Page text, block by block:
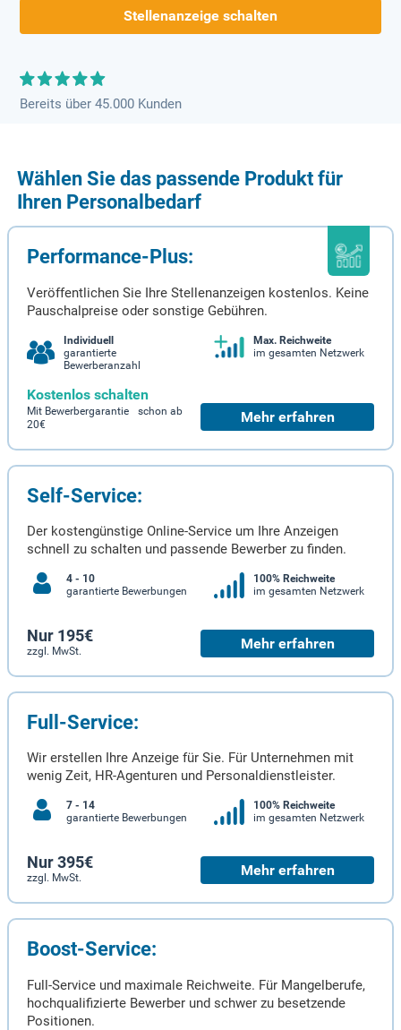
Stellenanzeige schalten
Bereits über 45.000 Kunden
Wählen Sie das passende Produkt für
Ihren Personalbedarf
Performance-Plus:
Veröffentlichen Sie Ihre Stellenanzeigen kostenlos. Keine
Pauschalpreise oder sonstige Gebühren.
Individuell
garantierte
Bewerberanzahl
Max. Reichweite
im gesamten Netzwerk
Kostenlos schalten
Mit Bewerbergarantie schon ab
20€
Mehr erfahren
Self-Service:
Der kostengünstige Online-Service um Ihre Anzeigen
schnell zu schalten und passende Bewerber zu finden.
4 - 10
garantierte Bewerbungen
100% Reichweite
im gesamten Netzwerk
Nur 195€
zzgl. MwSt. Mehr erfahren
Full-Service:
Wir erstellen Ihre Anzeige für Sie. Für Unternehmen mit
wenig Zeit, HR-Agenturen und Personaldienstleister.
7 - 14
garantierte Bewerbungen
100% Reichweite
im gesamten Netzwerk
Nur 395€
zzgl. MwSt. Mehr erfahren
Boost-Service:
Full-Service und maximale Reichweite. Für Mangelberufe,
hochqualifizierte Bewerber und schwer zu besetzende
Positionen.